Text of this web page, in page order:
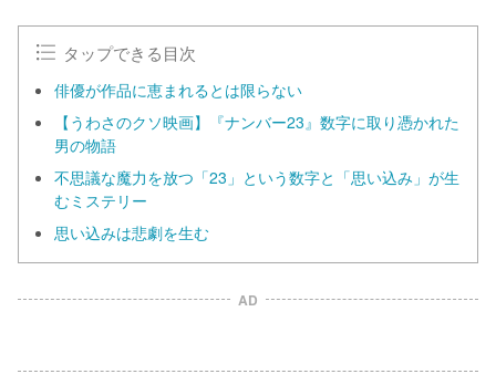
タップできる目次
俳優が作品に恵まれるとは限らない
【うわさのクソ映画】『ナンバー23』数字に取り憑かれた
男の物語
不思議な魔力を放つ「23」という数字と「思い込み」が生
むミステリー
思い込みは悲劇を生む
AD